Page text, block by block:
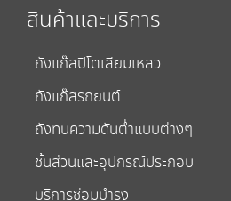
สินค้าและบริการ
ถังแก๊สปิโตเลียมเหลว
ถังแก๊สรถยนต์
ถังทนความดันต่ำแบบต่างๆ
ชิ้นส่วนและอุปกรณ์ประกอบ
บริการซ่อมบำรุง